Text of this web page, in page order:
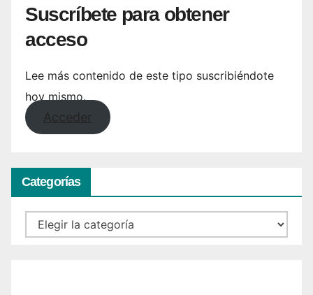
Suscríbete para obtener
acceso
Lee más contenido de este tipo suscribiéndote
hoy mismo.
Acceder
Categorías
Categorías